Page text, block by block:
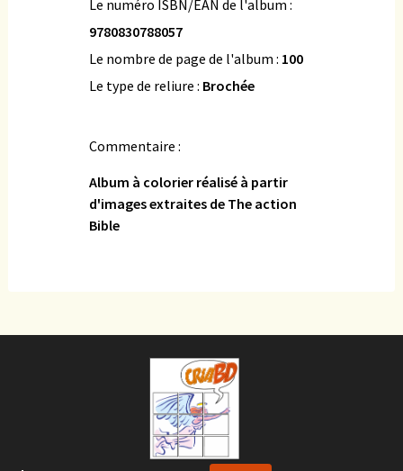
Le numéro ISBN/EAN de l'album :
9780830788057
Le nombre de page de l'album : 100
Le type de reliure : Brochée
Commentaire :
Album à colorier réalisé à partir
d'images extraites de The action
Bible